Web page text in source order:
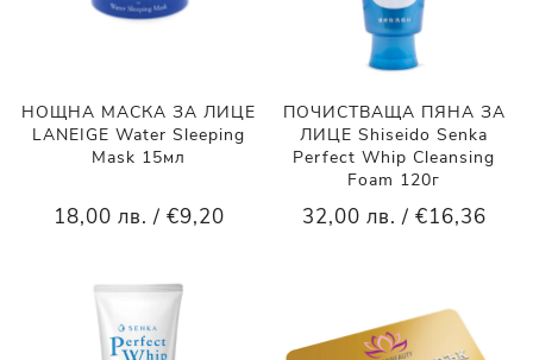
НОЩНА МАСКА ЗА ЛИЦЕ
LANEIGE Water Sleeping
Mask 15мл
18,00 лв. / €9,20
ПОЧИСТВАЩА ПЯНА ЗА
ЛИЦЕ Shiseido Senka
Perfect Whip Cleansing
Foam 120г
32,00 лв. / €16,36